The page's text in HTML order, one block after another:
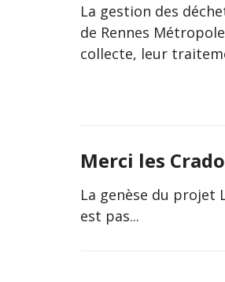
La gestion des
de Rennes
collecte, leur
Merci les
La genèse du projet
est pas...